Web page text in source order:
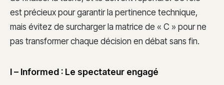
est précieux pour garantir la pertinence technique,
mais évitez de surcharger la matrice de « C » pour ne
pas transformer chaque décision en débat sans fin.
I – Informed : Le spectateur engagé